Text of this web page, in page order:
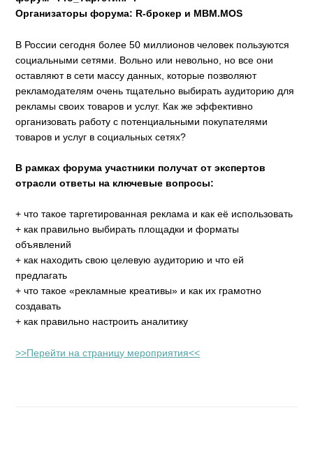
Организаторы форума: R-брокер и MBM.MOS
В России сегодня более 50 миллионов человек пользуются
социальными сетями. Вольно или невольно, но все они
оставляют в сети массу данных, которые позволяют
рекламодателям очень тщательно выбирать аудиторию для
рекламы своих товаров и услуг. Как же эффективно
организовать работу с потенциальными покупателями
товаров и услуг в социальных сетях?
В рамках форума участники получат от экспертов
отрасли ответы на ключевые вопросы:
+ что такое таргетированная реклама и как её использовать
+ как правильно выбирать площадки и форматы
объявлений
+ как находить свою целевую аудиторию и что ей
предлагать
+ что такое «рекламные креативы» и как их грамотно
создавать
+ как правильно настроить аналитику
>>Перейти на страницу мероприятия<<